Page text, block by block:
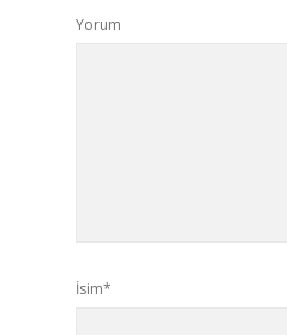
Yorum
İsim*